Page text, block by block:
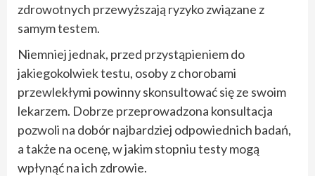
zdrowotnych przewyższają ryzyko związane z
samym testem.
Niemniej jednak, przed przystąpieniem do
jakiegokolwiek testu, osoby z chorobami
przewlekłymi powinny skonsultować się ze swoim
lekarzem. Dobrze przeprowadzona konsultacja
pozwoli na dobór najbardziej odpowiednich badań,
a także na ocenę, w jakim stopniu testy mogą
wpłynąć na ich zdrowie.